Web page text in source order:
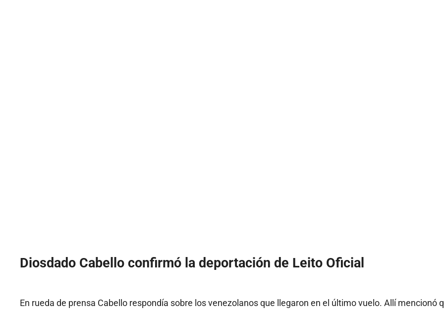
Diosdado Cabello confirmó la deportación de Leito Oficial
En rueda de prensa Cabello respondía sobre los venezolanos que llegaron en el último vuelo. Allí mencionó